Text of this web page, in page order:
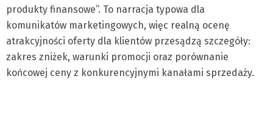
produkty finansowe”. To narracja typowa dla
komunikatów marketingowych, więc realną ocenę
atrakcyjności oferty dla klientów przesądzą szczegóły:
zakres zniżek, warunki promocji oraz porównanie
końcowej ceny z konkurencyjnymi kanałami sprzedaży.